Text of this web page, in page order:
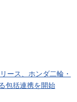
、ホンダ二輪・
包括連携を開始